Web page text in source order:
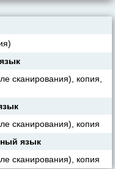
сканирования), копия,
сканирования), копия
язык
сканирования), копия